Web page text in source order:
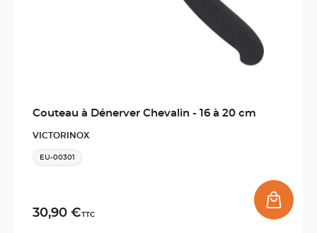
Couteau à Dénerver Chevalin - 16 à 20 cm
VICTORINOX
EU-00301
30,90 €TTC